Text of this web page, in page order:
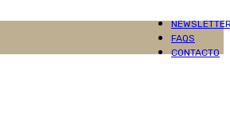
FAQS
CONTACTO